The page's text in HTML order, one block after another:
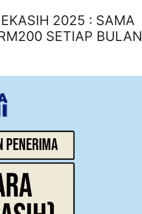
2025 : SAMA
SETIAP BULAN